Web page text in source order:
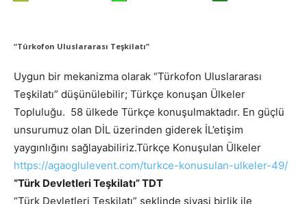
“Türkofon Uluslararası Teşkilatı”
Uygun bir mekanizma olarak “Türkofon Uluslararası
Teşkilatı” düşünülebilir; Türkçe konuşan Ülkeler
Topluluğu. 58 ülkede Türkçe konuşulmaktadır. En güçlü
unsurumuz olan DİL üzerinden giderek İL’etişim
yaygınlığını sağlayabiliriz.Türkçe Konuşulan Ülkeler
https://agaoglulevent.com/turkce-konusulan-ulkeler-49/
“Türk Devletleri Teşkilatı” TDT
“Türk Devletleri Teşkilatı” şeklinde siyasi birlik ile